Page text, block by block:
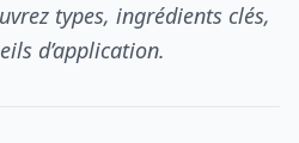
types, ingrédients clés,
d’application.